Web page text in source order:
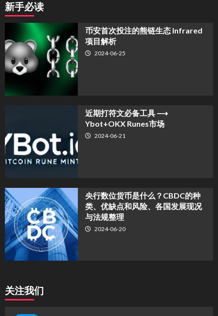
新手必读
币安首次投注的熊链生态 Infrared
项目解析
2024-06-25
近期打符文必备工具 ⟶
Ybot+OKX Runes市场
2024-06-21
央行数位货币是什么？CBDC的种
类、优缺点和风险、各国发展现况
与法规整理
2024-06-20
关注我们